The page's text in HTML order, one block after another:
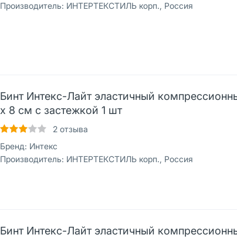
Производитель: ИНТЕРТЕКСТИЛЬ корп., Россия
Бинт Интекс-Лайт эластичный
х 8 см с застежкой 1 шт
2 отзыва
Бренд: Интекс
Производитель: ИНТЕРТЕКСТИЛЬ корп., Россия
Бинт Интекс-Лайт эластичный